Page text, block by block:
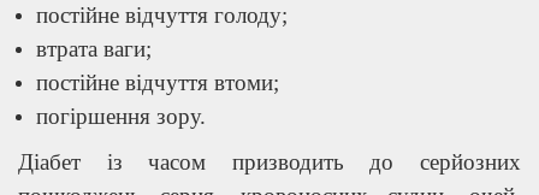
постійне відчуття голоду;
втрата ваги;
постійне відчуття втоми;
погіршення зору.
Діабет із часом призводить до серйозних